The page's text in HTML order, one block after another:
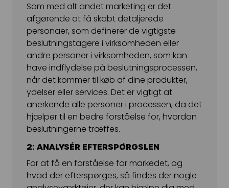
Som med alt andet marketing er det
afgørende at få skabt detaljerede
personaer, som definerer de vigtigste
beslutningstagere i virksomheden eller
andre personer i virksomheden, som kan
have indflydelse på beslutningsprocessen,
når det kommer til køb af dine produkter,
ydelser eller services. Det er vigtigt at
anerkende alle personer i processen, da det
hjælper til en bedre forståelse for, hvordan
beslutningerne træffes.
2: ANALYSÉR EFTERSPØRGSLEN
For at få en forståelse for markedet, og
hvad der efterspørges, så findes der nogle